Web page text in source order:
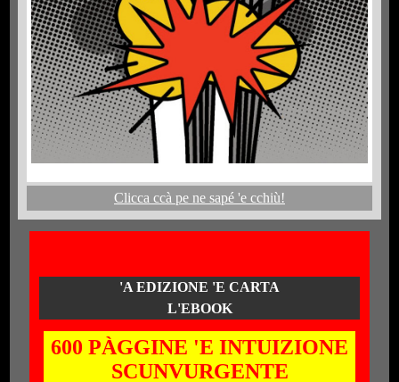
Clicca ccà pe ne sapé 'e cchiù!
'A EDIZIONE 'E CARTA
L'EBOOK
600 PÀGGINE 'E INTUIZIONE
SCUNVURGENTE